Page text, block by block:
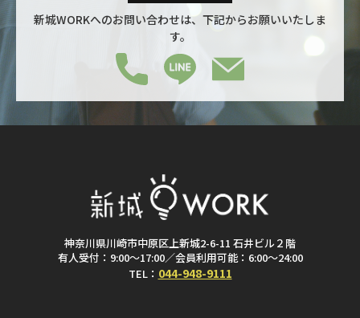
新城WORKへのお問い合わせは、下記からお願いいたしま
す。
神奈川県川崎市中原区上新城2-6-11 石井ビル２階
有人受付：9:00～17:00／会員利用可能：6:00～24:00
TEL： 044-948-9111